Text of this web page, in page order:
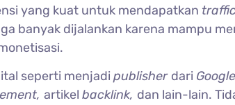
yang kuat untuk mendapatkan
banyak dijalankan karena mampu
seperti menjadi publisher dari
artikel backlink, dan lain-lain.